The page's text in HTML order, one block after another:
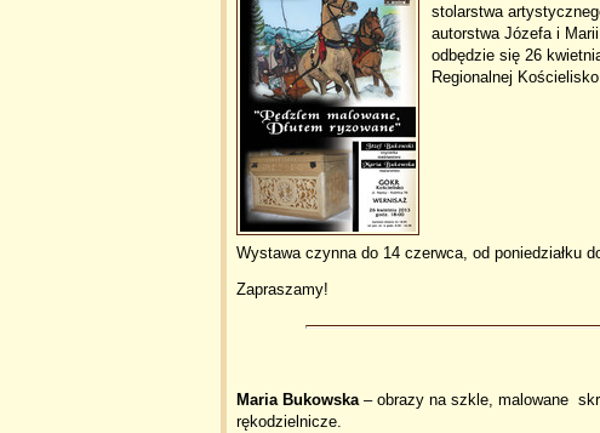
stolarstwa
autorstwa Józefa i
odbędzie się 26
Regionalnej
Wystawa czynna do 14 czerwca, od poniedziałku
Zapraszamy!
Maria Bukowska– obrazy na szkle, malowane
rękodzielnicze.